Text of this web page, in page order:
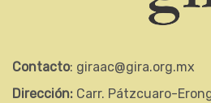
Contacto: giraac@gira.org.mx
Dirección: Carr. Pátzcuaro-